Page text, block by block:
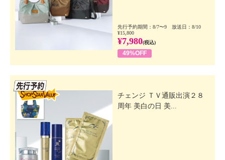
先行予約期間：8/7〜9 放送日：8/10
¥15,800
¥7,980(税込)
49%OFF
チェンジ ＴＶ通販出演２８
周年 美白の日 美...